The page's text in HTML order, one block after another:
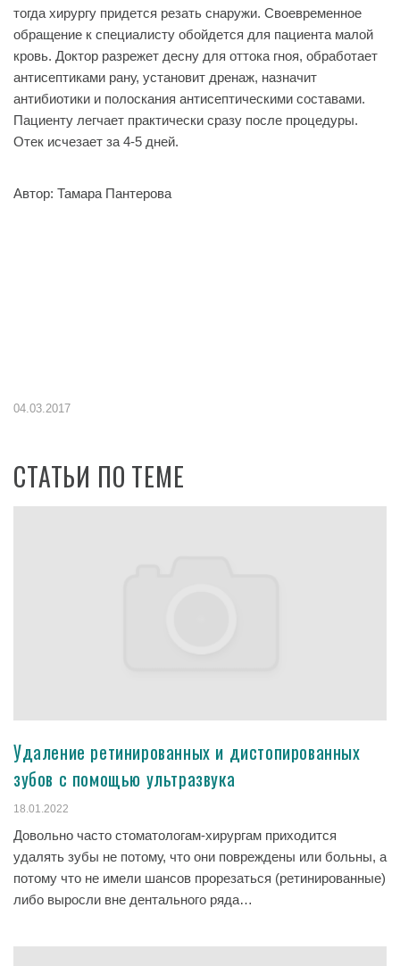
тогда хирургу придется резать снаружи. Своевременное
обращение к специалисту обойдется для пациента малой
кровь. Доктор разрежет десну для оттока гноя, обработает
антисептиками рану, установит дренаж, назначит
антибиотики и полоскания антисептическими составами.
Пациенту легчает практически сразу после процедуры.
Отек исчезает за 4-5 дней.
Автор: Тамара Пантерова
04.03.2017
СТАТЬИ ПО ТЕМЕ
Удаление ретинированных и дистопированных
зубов с помощью ультразвука
18.01.2022
Довольно часто стоматологам-хирургам приходится
удалять зубы не потому, что они повреждены или больны, а
потому что не имели шансов прорезаться (ретинированные)
либо выросли вне дентального ряда…